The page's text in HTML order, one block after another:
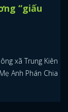
“giấu
xã Trung Kiên
Anh Phán Chia